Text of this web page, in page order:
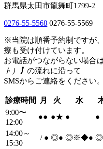
群馬県太田市龍舞町1799-2
0276-55-5568 0276-55-5569
※当院は順番予約制ですが
療も受け付けています。
お電話がつながらない場合
ト）】 の流れに沿って
SMSからご連絡をください。
診療時間 月 火 水
9:00〜
12:00
●● ●★ ● ●
14:00～
15:30
/ ● ◎● ◎※◆● ◎